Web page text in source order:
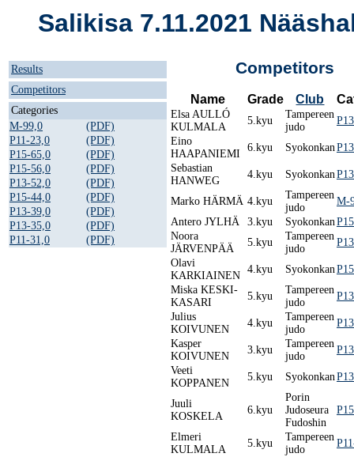
Salikisa 7.11.2021
Results
Competitors
Categories
M-99,0
(PDF)
P11-23,0
(PDF)
P15-65,0
(PDF)
P15-56,0
(PDF)
P13-52,0
(PDF)
P15-44,0
(PDF)
P13-39,0
(PDF)
P13-35,0
(PDF)
P11-31,0
(PDF)
Competitors
Name Grade Club
Elsa AULLÓ
KULMALA
5.kyu
Tampereen
judo
Eino
HAAPANIEMI
6.kyu Syokonkan
Sebastian
HANWEG
4.kyu Syokonkan
Marko HÄRMÄ 4.kyu
Tampereen
judo
M-
Antero JYLHÄ
3.kyu Syokonkan
Noora
JÄRVENPÄÄ
5.kyu
Tampereen
judo
Olavi
KARKIAINEN
4.kyu Syokonkan
Miska KESKI-
KASARI
5.kyu
Tampereen
judo
Julius
KOIVUNEN
4.kyu
Tampereen
judo
Kasper
KOIVUNEN
3.kyu
Tampereen
judo
Veeti
KOPPANEN
5.kyu Syokonkan
Juuli
KOSKELA
6.kyu
Porin
Judoseura
Fudoshin
Elmeri
KULMALA
5.kyu
Tampereen
judo